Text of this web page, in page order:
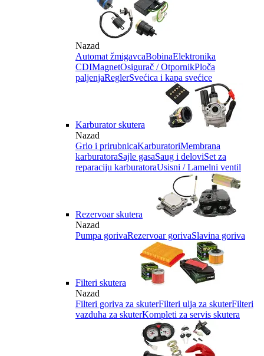
Nazad
Automat žmigavcaBobinaElektronika
CDIMagnetOsigurač / OtpornikPloča
paljenjaReglerSvećica i kapa svećice
Karburator skutera
Nazad
Grlo i prirubnicaKarburatoriMembrana
karburatoraSajle gasaSaug i deloviSet za
reparaciju karburatoraUsisni / Lamelni ventil
Rezervoar skutera
Nazad
Pumpa gorivaRezervoar gorivaSlavina goriva
Filteri skutera
Nazad
Filteri goriva za skuterFilteri ulja za skuterFilteri
vazduha za skuterKompleti za servis skutera